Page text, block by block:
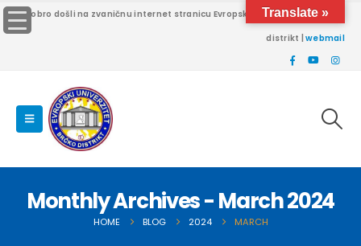
Dobro došli na zvaničnu internet stranicu Evropskog univerziteta Brčko
distrikt |webmail
Monthly Archives - March 2024
HOME BLOG 2024 MARCH
Translate »